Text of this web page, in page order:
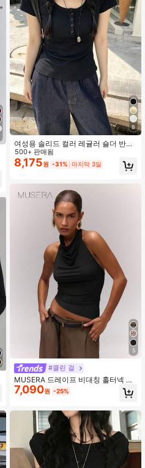
8
여성용 솔리드 컬러 레귤러 숄더 반팔
티셔츠 라운드넥 슬림핏 날씬해 보이
는 탄성 탑 가벼운 통기성 편안한 소재
여름용 다용도 코디 티셔츠
500+ 판매됨
8,175원 -31% 마지막 3일
5
#클린 걸
MUSERA 드레이프 비대칭 홀터넥 탑
로맨틱 휴가 이비자 페스티벌 홀리데
이 나이트 아웃 외출 탑 클럽 우아한
7,090원 -25%